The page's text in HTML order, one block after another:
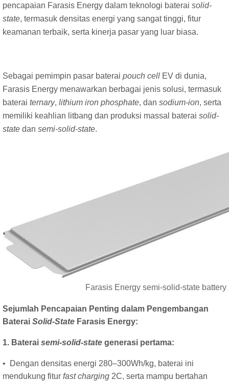
pencapaian Farasis Energy dalam teknologi baterai solid-
state, termasuk densitas energi yang sangat tinggi, fitur
keamanan terbaik, serta kinerja pasar yang luar biasa.
Sebagai pemimpin pasar baterai pouch cell EV di dunia,
Farasis Energy menawarkan berbagai jenis solusi, termasuk
baterai ternary, lithium iron phosphate, dan sodium-ion, serta
memiliki keahlian litbang dan produksi massal baterai solid-
state dan semi-solid-state.
Farasis Energy semi-solid-state battery
Sejumlah Pencapaian Penting dalam Pengembangan
Baterai Solid-State Farasis Energy:
1. Baterai semi-solid-state generasi pertama:
• Dengan densitas energi 280–300Wh/kg, baterai ini
mendukung fitur fast charging 2C, serta mampu bertahan